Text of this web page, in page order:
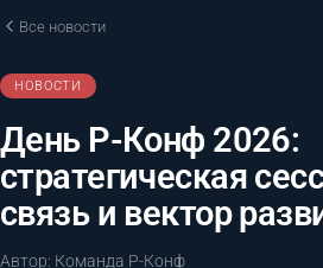
Все новости
НОВОСТИ
День Р-Конф 2026:
стратегическая
связь и вектор
Автор: Команда Р-Конф